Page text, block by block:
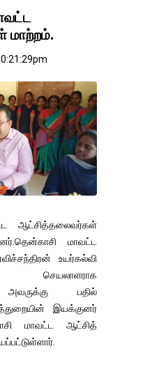
மாற்றம்.
ஆட்சித்தலைவர்கள்
மாவட்ட
உயர்கல்வி
செயலாளராக
அவருக்கு பதில்
இயக்குனர்
மாவட்ட ஆட்சித்